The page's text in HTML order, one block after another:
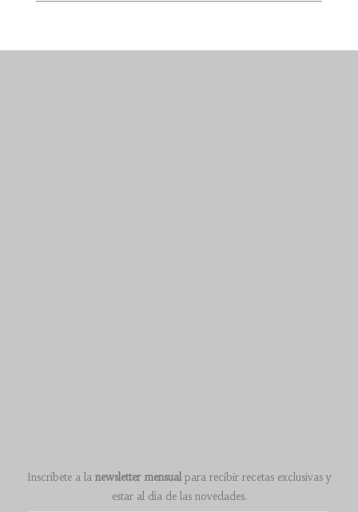
Inscríbete a la newsletter mensualpara recibir recetas exclusivas y
estar al día de las novedades.